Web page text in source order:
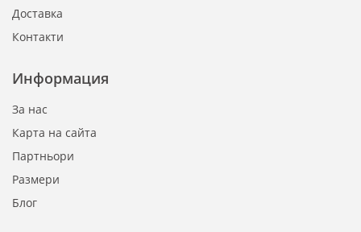
Информация
За нас
Карта на сайта
Партньори
Размери
Блог
Доставка
Контакти